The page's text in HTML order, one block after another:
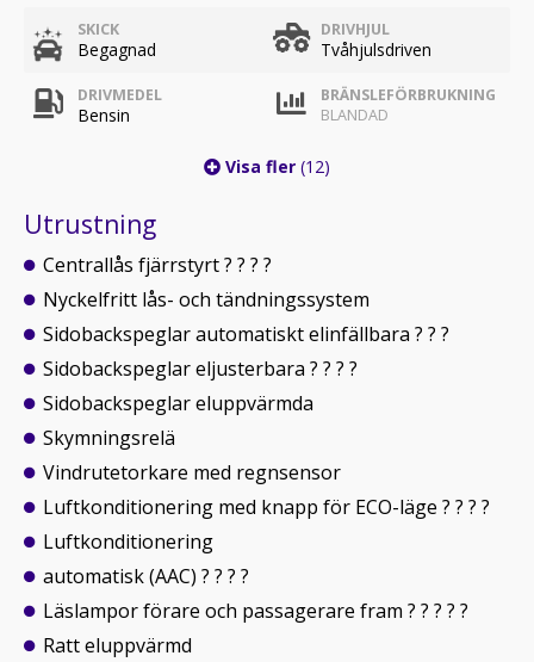
SKICK
Begagnad
DRIVHJUL
Tvåhjulsdriven
DRIVMEDEL
Bensin
BRÄNSLEFÖRBRUKNING
BLANDAD
Visa fler (12)
Utrustning
Centrallås fjärrstyrt ? ? ? ?
Nyckelfritt lås- och tändningssystem
Sidobackspeglar automatiskt elinfällbara ? ? ?
Sidobackspeglar eljusterbara ? ? ? ?
Sidobackspeglar eluppvärmda
Skymningsrelä
Vindrutetorkare med regnsensor
Luftkonditionering med knapp för ECO-läge ? ? ? ?
Luftkonditionering
automatisk (AAC) ? ? ? ?
Läslampor förare och passagerare fram ? ? ? ? ?
Ratt eluppvärmd